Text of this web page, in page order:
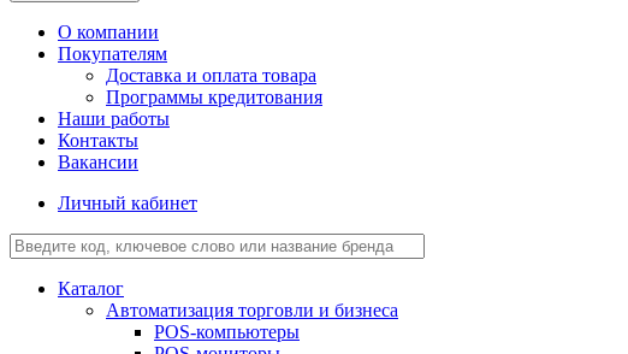
О компании
Покупателям
Доставка и оплата товара
Программы кредитования
Наши работы
Контакты
Вакансии
Личный кабинет
Каталог
Автоматизация торговли и бизнеса
POS-компьютеры